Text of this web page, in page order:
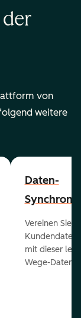
von
weitere
Daten-
Vereinen Sie
Kundendaten
mit dieser
Wege-Daten-